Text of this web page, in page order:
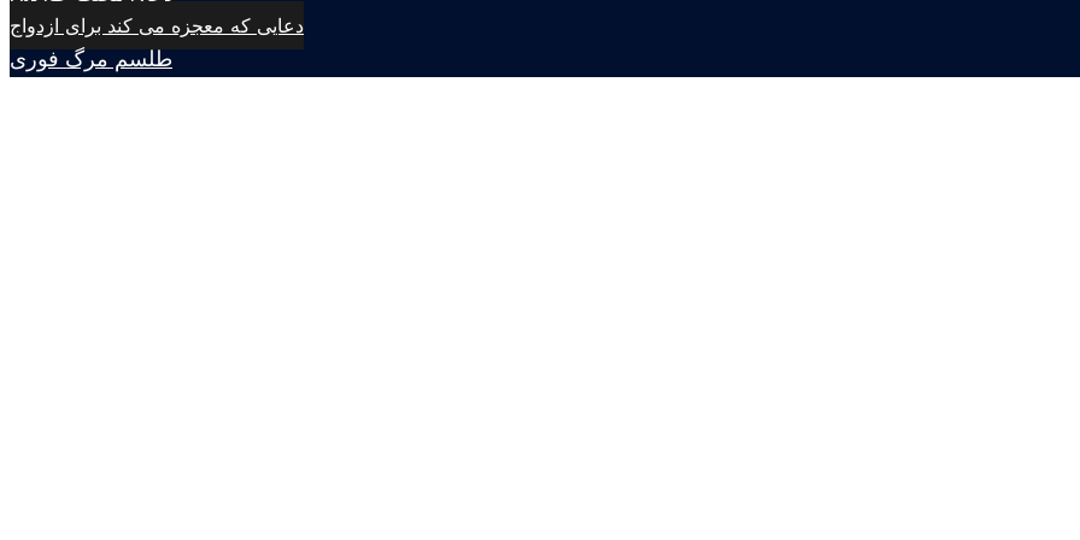
دعایی که معجزه می کند برای ازدواج
طلسم مرگ فوری